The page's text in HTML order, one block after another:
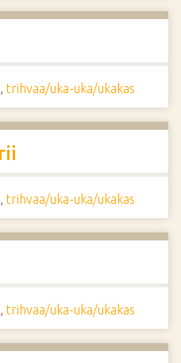
, trihvaa/uka-uka/ukakas
, trihvaa/uka-uka/ukakas
, trihvaa/uka-uka/ukakas